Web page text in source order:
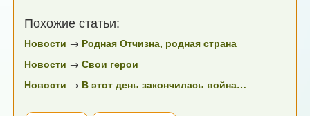
Похожие статьи:
Новости → Родная Отчизна, родная страна
Новости →Свои герои
Новости → В этот день закончилась война…